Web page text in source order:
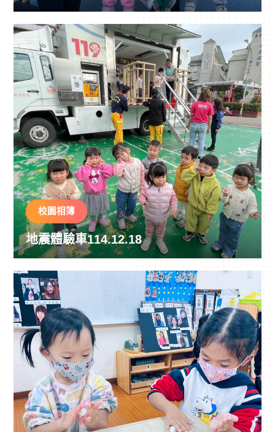
校園相簿
地震體驗車114.12.18